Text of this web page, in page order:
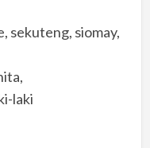
sekuteng, siomay,
laki